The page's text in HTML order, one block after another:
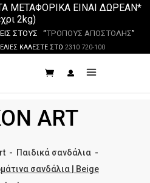
ΜΕΤΑΦΟΡΙΚΑ ΕΙΝΑΙ ΔΩΡΕΑΝ*
2kg)
ΣΤΟΥΣ “ΤΡΟΠΟΥΣ ΑΠΟΣΤΟΛΗΣ”
ΚΑΛΕΣΤΕ ΣΤΟ 2310 720-100
ART
- Παιδικά σανδάλια-
σανδάλια | Beige